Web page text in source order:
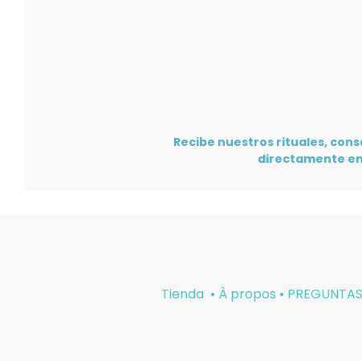
Recibe nuestros rituales,
directamente
Tienda • À propos •